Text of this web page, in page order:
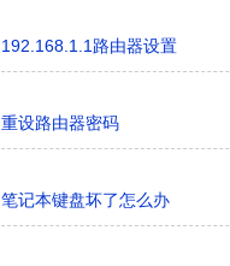
192.168.1.1路由器设置
重设路由器密码
笔记本键盘坏了怎么办